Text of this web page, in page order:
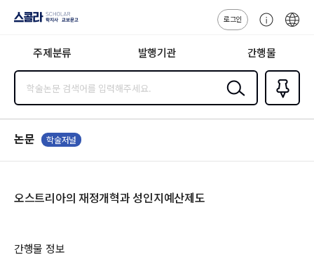
지사·교보문고
로그인
센
주제분류 발행기관 간행물
검색
즐겨찾
기0
논문 학술저널
오스트리아의 재정개혁과 성인지예산제도
간행물 정보